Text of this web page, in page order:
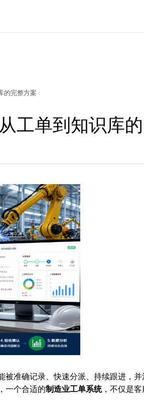
的完整方案
工单到知识库
被准确记录、快速分派、持续跟进，并
一个合适的制造业工单系统，不仅是客